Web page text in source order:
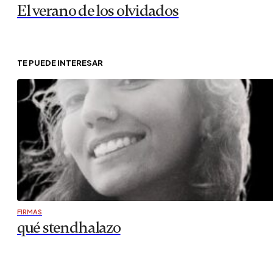
El verano de los olvidados
TE PUEDE INTERESAR
FIRMAS
qué stendhalazo